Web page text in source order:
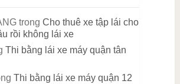
trong Cho thuê xe tập lái cho
rồi không lái xe
Thi bằng lái xe máy quận tân
Thi bằng lái xe máy quận 12